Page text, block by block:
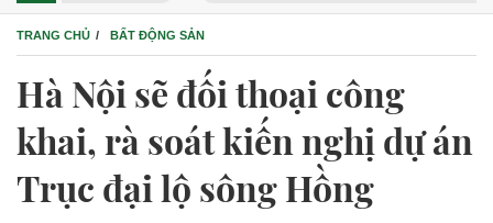
TRANG CHỦ BẤT ĐỘNG SẢN
Hà Nội sẽ đối thoại công
khai, rà soát kiến nghị dự án
Trục đại lộ sông Hồng